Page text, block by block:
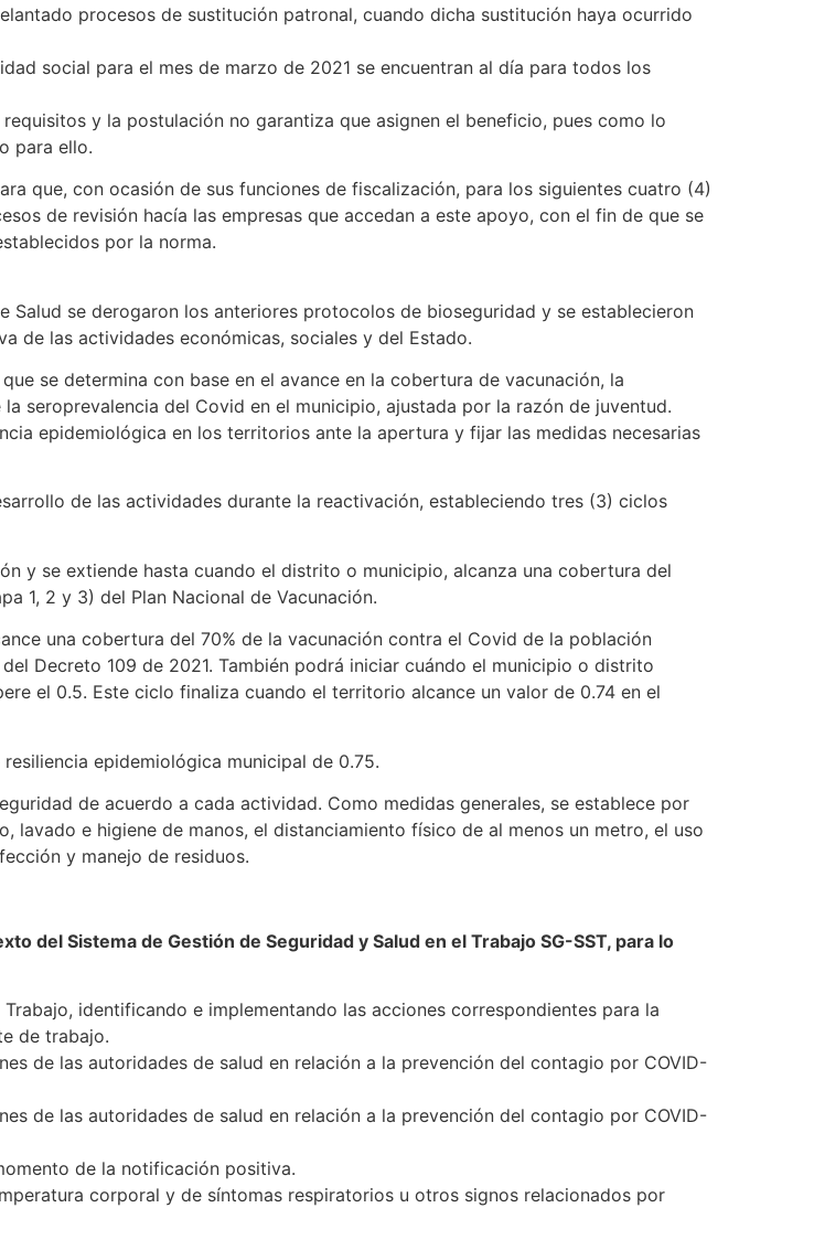
procesos de sustitución patronal, cuando dicha sustitución haya ocurrido
social para el mes de marzo de 2021 se encuentran al día para todos los
y la postulación no garantiza que asignen el beneficio, pues como lo
para ello.
que, con ocasión de sus funciones de fiscalización, para los siguientes cuatro (4)
de revisión hacía las empresas que accedan a este apoyo, con el fin de que se
por la norma.
Salud se derogaron los anteriores protocolos de bioseguridad y se establecieron
de las actividades económicas, sociales y del Estado.
se determina con base en el avance en la cobertura de vacunación, la
seroprevalencia del Covid en el municipio, ajustada por la razón de juventud.
epidemiológica en los territorios ante la apertura y fijar las medidas necesarias
de las actividades durante la reactivación, estableciendo tres (3) ciclos
y se extiende hasta cuando el distrito o municipio, alcanza una cobertura del
1, 2 y 3) del Plan Nacional de Vacunación.
una cobertura del 70% de la vacunación contra el Covid de la población
Decreto 109 de 2021. También podrá iniciar cuándo el municipio o distrito
el 0.5. Este ciclo finaliza cuando el territorio alcance un valor de 0.74 en el
epidemiológica municipal de 0.75.
de acuerdo a cada actividad. Como medidas generales, se establece por
lavado e higiene de manos, el distanciamiento físico de al menos un metro, el uso
y manejo de residuos.
del Sistema de Gestión de Seguridad y Salud en el Trabajo SG-SST, para lo
identificando e implementando las acciones correspondientes para la
de trabajo.
de las autoridades de salud en relación a la prevención del contagio por COVID-
de las autoridades de salud en relación a la prevención del contagio por COVID-
de la notificación positiva.
corporal y de síntomas respiratorios u otros signos relacionados por